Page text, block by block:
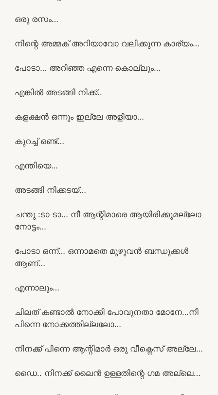
ഒരു രസം…
നിന്റെ അമ്മക് അറിയാവോ വലിക്കുന്ന കാര്യം…
പോടാ… അറിഞ്ഞ എന്നെ കൊല്ലും…
എങ്കിൽ അടങ്ങി നിക്ക്..
കളക്ഷൻ ഒന്നും ഇല്ലേ അളിയാ…
കുറച്ച് ഒണ്ട്…
എന്തിയെ…
അടങ്ങി നിക്കടയ്…
ചന്തു :ടാ ടാ… നീ ആന്റിമാരെ ആയിരിക്കുമല്ലോ
നോട്ടം…
പോടാ ഒന്ന്… ഒന്നാമതെ മുഴുവൻ ബന്ധുക്കൾ
ആണ്…
എന്നാലും…
ചിലത് കണ്ടാൽ നോക്കി പോവുനതാ മോനേ…നീ
പിന്നെ നോക്കത്തില്ലലോ…
നിനക്ക് പിന്നെ ആന്റിമാർ ഒരു വീക്നെസ് അല്ലേ…
ഡൈ.. നിനക്ക് ലൈൻ ഉള്ളതിന്റെ ഗമ അല്ലെ…